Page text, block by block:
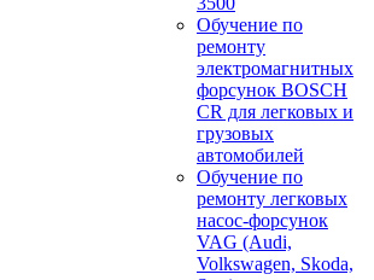
Обучение по
ремонту
электромагнитных
форсунок BOSCH
CR для легковых и
грузовых
автомобилей
Обучение по
ремонту легковых
насос-форсунок
VAG (Audi,
Volkswagen, Skoda,